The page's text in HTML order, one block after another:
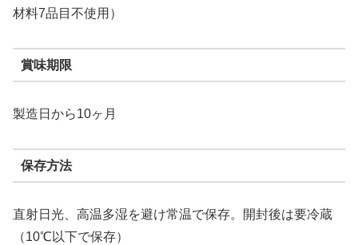
材料7品目不使用）
賞味期限
製造日から10ヶ月
保存方法
直射日光、高温多湿を避け常温で保存。開封後は要冷蔵
（10℃以下で保存）